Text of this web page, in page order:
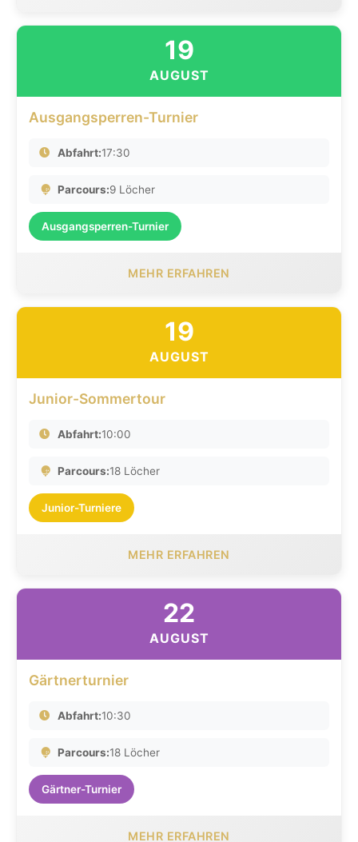
19
AUGUST
Ausgangsperren-Turnier
Abfahrt:17:30
Parcours:9 Löcher
Ausgangsperren-Turnier
MEHR ERFAHREN
19
AUGUST
Junior-Sommertour
Abfahrt:10:00
Parcours:18 Löcher
Junior-Turniere
MEHR ERFAHREN
22
AUGUST
Gärtnerturnier
Abfahrt:10:30
Parcours:18 Löcher
Gärtner-Turnier
MEHR ERFAHREN